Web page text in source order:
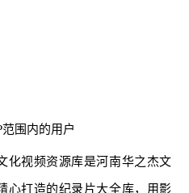
围内的用户
化视频资源库是河南华之杰文
心打造的纪录片大全库，用影